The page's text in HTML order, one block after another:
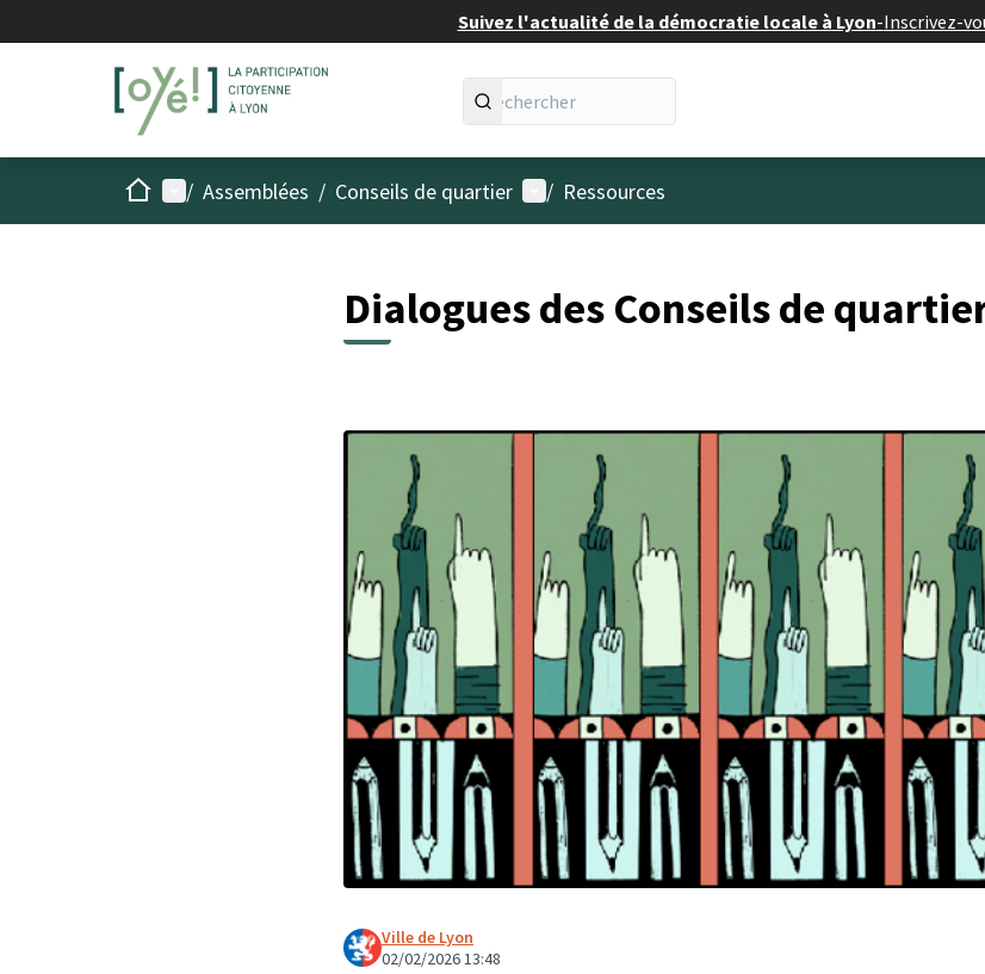
Suivez l'actualité de la démocratie locale à Lyon-Inscrivez-
AccueilMenu principal
/ Assemblées / Conseils de quartier Menu utilisateur
/ Ressources
Dialogues des Conseils de
Ville de Lyon
02/02/2026 13:48